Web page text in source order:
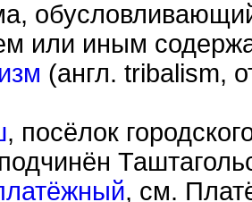
или иным
(англ. tribalism,
, посёлок
, см.